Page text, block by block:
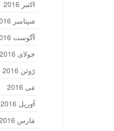
اکتبر 2016
سپتامبر 2016
آگوست 2016
جولای 2016
ژوئن 2016
می 2016
آوریل 2016
مارس 2016